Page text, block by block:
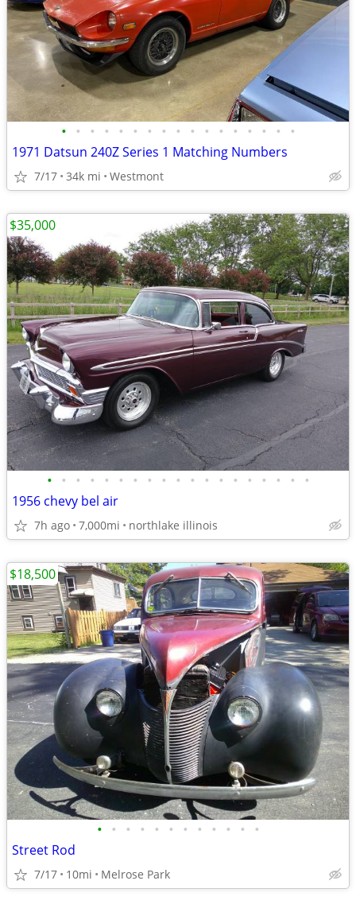
• • • • • • • • • • • • • • • • •
1971 Datsun 240Z Series 1 Matching Numbers
7/17 34k mi Westmont
• • • • • • • • • • • • • • • • • • •
1956 chevy bel air
7h ago 7,000mi northlake illinois
$35,000
• • • • • • • • • • • •
Street Rod
7/17 10mi Melrose Park
$18,500